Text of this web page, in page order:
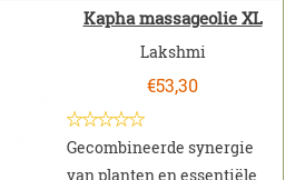
Kapha massageolie XL
Lakshmi
€53,30
Gecombineerde synergie
van planten en essentiële